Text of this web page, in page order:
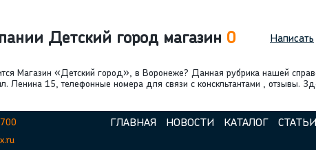
Детский город магазин 0 Написать
Магазин «Детский город», в Воронеже? Данная рубрика нашей
Ленина 15, телефонные номера для связи с конскльтантами , отзывы.
ГЛАВНАЯ НОВОСТИ КАТАЛОГ СТАТЬИ